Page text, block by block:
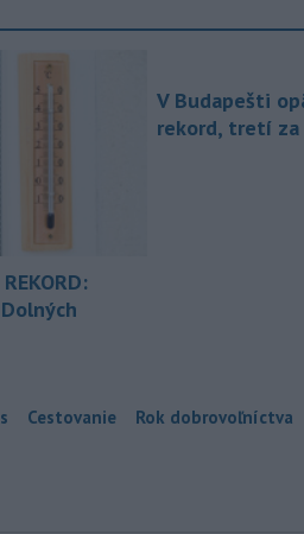
V Budapešti
rekord, tretí
Cestovanie Rok dobrovoľníctva